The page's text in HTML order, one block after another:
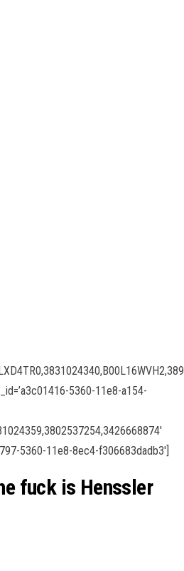
5360-11e8-a154-
5360-11e8-8ec4-f306683dadb3′]
fuck is Henssler